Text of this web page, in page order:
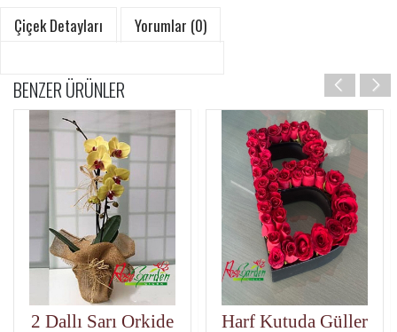
Çiçek Detayları Yorumlar (0)
BENZER ÜRÜNLER
2 Dallı Sarı Orkide Harf Kutuda Güller